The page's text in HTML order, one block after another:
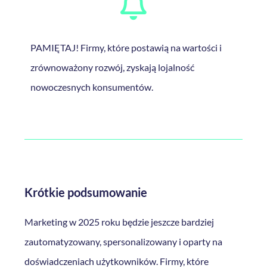
PAMIĘTAJ! Firmy, które postawią na wartości i
zrównoważony rozwój, zyskają lojalność
nowoczesnych konsumentów.
Krótkie podsumowanie
Marketing w 2025 roku będzie jeszcze bardziej
zautomatyzowany, spersonalizowany i oparty na
doświadczeniach użytkowników. Firmy, które